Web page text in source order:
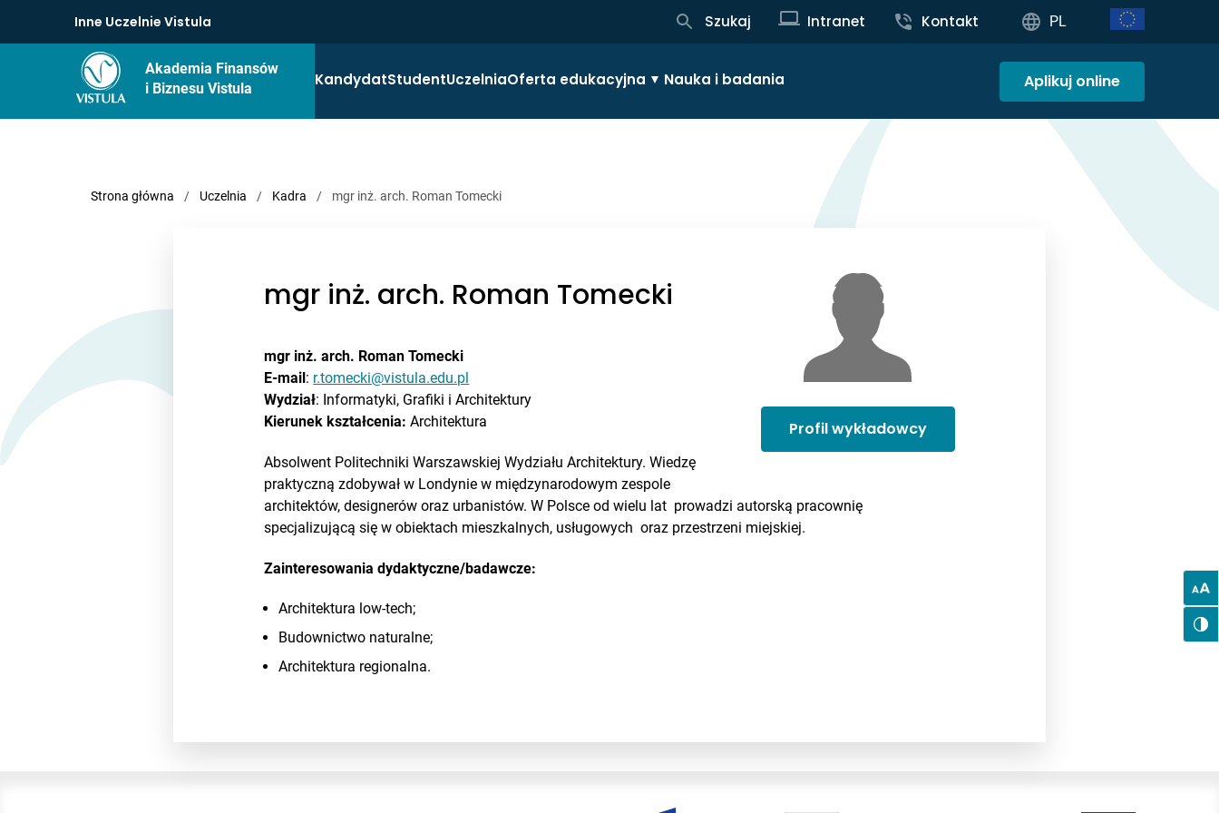
Inne Uczelnie Vistula Szukaj Intranet Kontakt PL
Akademia Finansów
i Biznesu Vistula
KandydatStudentUczelniaOferta edukacyjna Nauka i badania Aplikuj online
Strona główna / Uczelnia / Kadra / mgr inż. arch. Roman Tomecki
Profil wykładowcy
mgr inż. arch. Roman Tomecki
mgr inż. arch. Roman Tomecki
E-mail: r.tomecki@vistula.edu.pl
Wydział: Informatyki, Grafiki i Architektury
Kierunek kształcenia: Architektura
Absolwent Politechniki Warszawskiej Wydziału Architektury. Wiedzę
praktyczną zdobywał w Londynie w międzynarodowym zespole
architektów, designerów oraz urbanistów. W Polsce od wielu lat prowadzi autorską pracownię
specjalizującą się w obiektach mieszkalnych, usługowych oraz przestrzeni miejskiej.
Zainteresowania dydaktyczne/badawcze:
Architektura low-tech;
Budownictwo naturalne;
Architektura regionalna.